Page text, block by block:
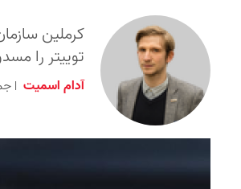
کرملین
توییتر را
آدام اسمیت جمعه ۲۰